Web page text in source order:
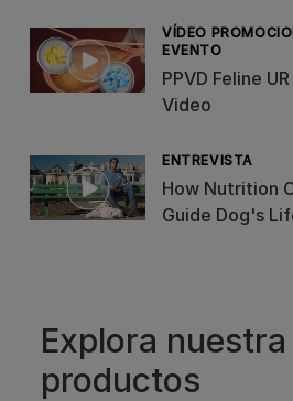
VÍDEO
EVENTO
PPVD Feline
Video
ENTREVISTA
How Nutrition
Guide Dog's
Explora
productos